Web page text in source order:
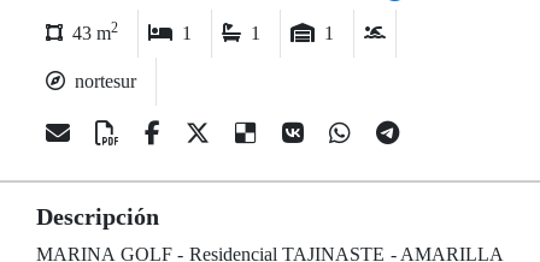
43 m2 1 1 1
nortesur
Descripción
MARINA GOLF - Residencial TAJINASTE - AMARILLA